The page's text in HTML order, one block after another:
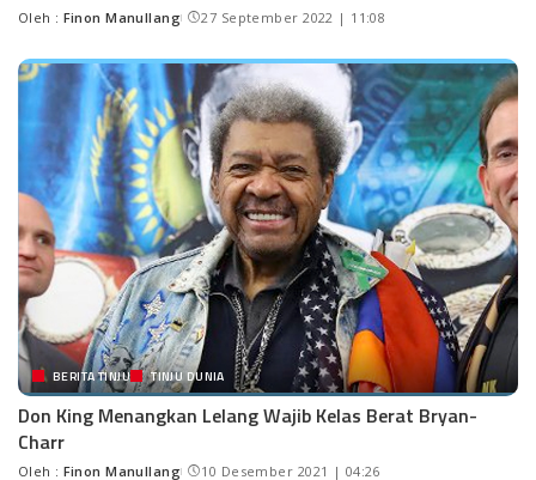
Oleh : Finon Manullang 27 September 2022 | 11:08
BERITA TINJU TINJU DUNIA
Don King Menangkan Lelang Wajib Kelas Berat Bryan-
Charr
Oleh : Finon Manullang 10 Desember 2021 | 04:26